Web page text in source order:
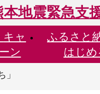
本地震緊急支
キャ
ン
ふるさと
はじめ